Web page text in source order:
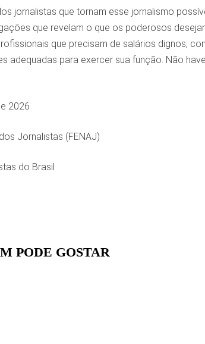
jornalistas que tornam esse jornalismo
que revelam o que os poderosos
que precisam de salários dignos,
adequadas para exercer sua função. Não
2026
Jornalistas (FENAJ)
do Brasil
PODE GOSTAR